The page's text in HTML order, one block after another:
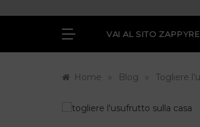
VAI AL SITO
Home » Blog » Togliere